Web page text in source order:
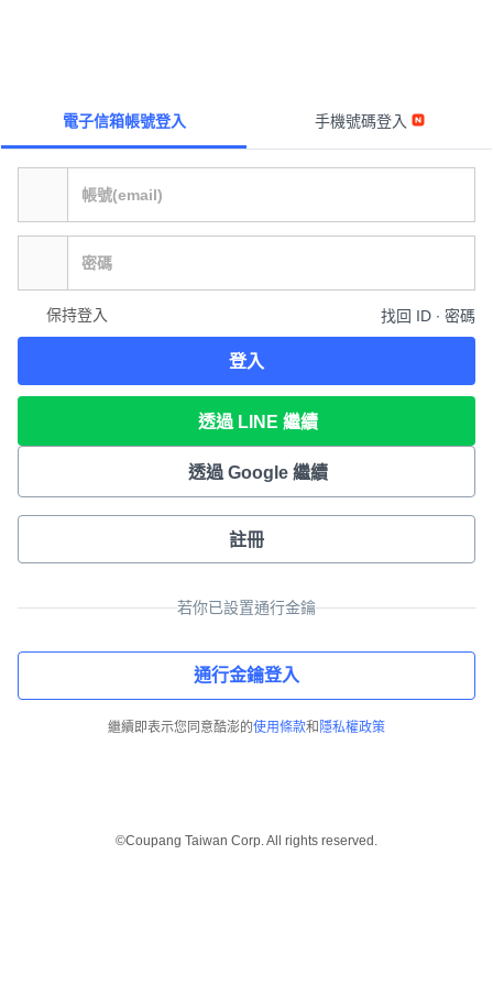
電子信箱帳號登入 手機號碼登入
保持登入 找回 ID ∙ 密碼
登入
透過 LINE 繼續
透過 Google 繼續
註冊
若你已設置通行金鑰
通行金鑰登入
繼續即表示您同意酷澎的使用條款和 隱私權政策
©Coupang Taiwan Corp. All rights reserved.